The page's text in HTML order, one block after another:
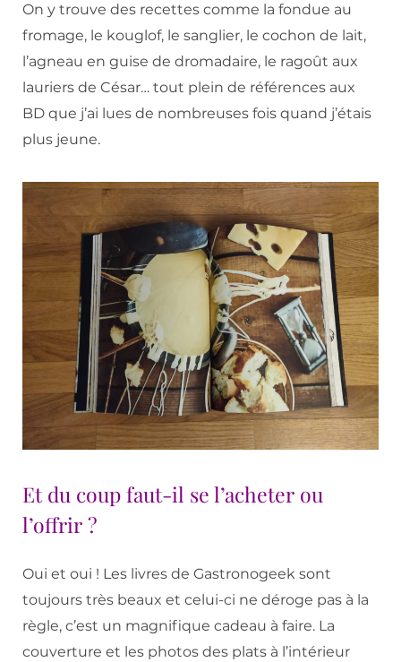
On y trouve des recettes comme la fondue au
fromage, le kouglof, le sanglier, le cochon de lait,
l’agneau en guise de dromadaire, le ragoût aux
lauriers de César… tout plein de références aux
BD que j’ai lues de nombreuses fois quand j’étais
plus jeune.
Et du coup faut-il se l’acheter ou
l’offrir ?
Oui et oui ! Les livres de Gastronogeek sont
toujours très beaux et celui-ci ne déroge pas à la
règle, c’est un magnifique cadeau à faire. La
couverture et les photos des plats à l’intérieur